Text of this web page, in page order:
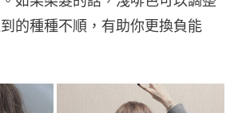
的種種不順，有助你更換負能